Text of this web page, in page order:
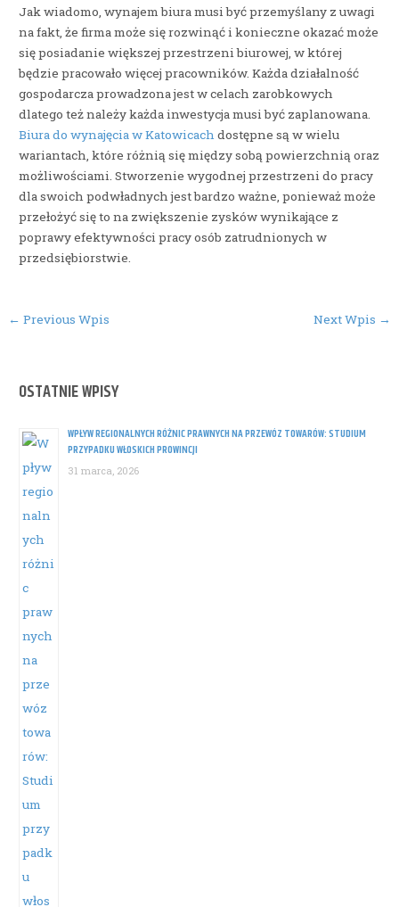
OSTATNIE WPISY
WPŁYW REGIONALNYCH RÓŻNIC PRAWNYCH NA PRZEWÓZ TOWARÓW: STUDIUM
PRZYPADKU WŁOSKICH PROWINCJI
31 marca, 2026
Jak wiadomo, wynajem biura musi być przemyślany z uwagi
na fakt, że firma może się rozwinąć i konieczne okazać może
się posiadanie większej przestrzeni biurowej, w której
będzie pracowało więcej pracowników. Każda działalność
gospodarcza prowadzona jest w celach zarobkowych
dlatego też należy każda inwestycja musi być zaplanowana.
Biura do wynajęcia w Katowicach dostępne są w wielu
wariantach, które różnią się między sobą powierzchnią oraz
możliwościami. Stworzenie wygodnej przestrzeni do pracy
dla swoich podwładnych jest bardzo ważne, ponieważ może
przełożyć się to na zwiększenie zysków wynikające z
poprawy efektywności pracy osób zatrudnionych w
przedsiębiorstwie.
Post
← Previous Wpis Next Wpis →